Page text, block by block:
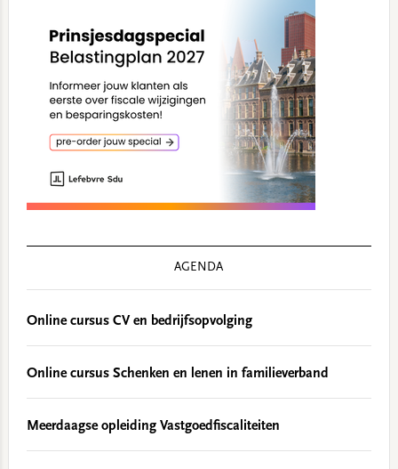
AGENDA
Online cursus CV en bedrijfsopvolging
Online cursus Schenken en lenen in familieverband
Meerdaagse opleiding Vastgoedfiscaliteiten